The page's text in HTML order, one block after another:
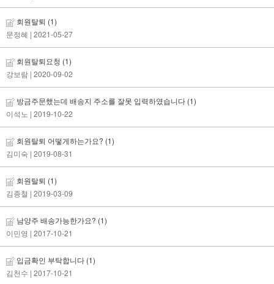
회원탈퇴 (1)
문정혜 | 2021-05-27
회원탈퇴요청 (1)
강보람 | 2020-09-02
방금주문했는데 배송지 주소를 잘못 입력하였습니다 (1)
이석노 | 2019-10-22
회원탈퇴 어떻게하는가요? (1)
김미숙 | 2019-08-31
회원탈퇴 (1)
김종철 | 2019-03-09
남양주 배송가능한가요? (1)
이민영 | 2017-10-21
입금확인 부탁합니다 (1)
김천수 | 2017-10-21